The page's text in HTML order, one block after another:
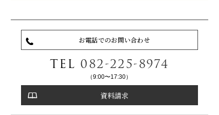
お電話でのお問い合わせ
TEL 082-225-8974
（9:00〜17:30）
資料請求